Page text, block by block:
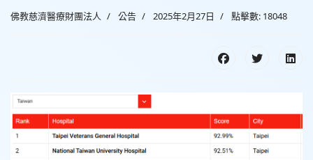
佛教慈濟醫療財團法人 公告 2025年2月27日 點擊數: 18048